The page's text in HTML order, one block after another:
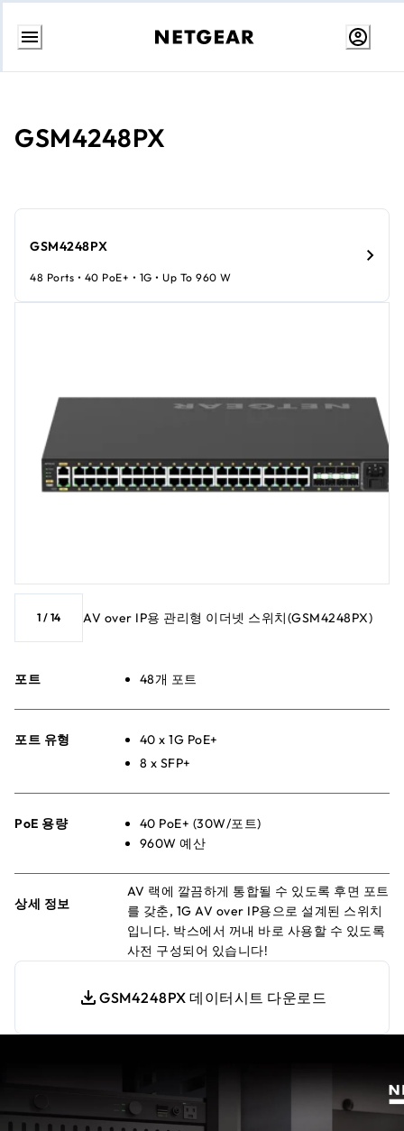
콘
GSM4248PX
1 / 14 AV over IP용 관리형 이더넷 스위치(GSM4248PX)
포트 48개 포트
포트 유형
40 x 1G PoE+
8 x SFP+
PoE 용량
40 PoE+ (30W/포트)
960W 예산
상세 정보
AV 랙에 깔끔하게 통합될 수 있도록 후면 포트
를 갖춘, 1G AV over IP용으로 설계된 스위치
입니다. 박스에서 꺼내 바로 사용할 수 있도록
사전 구성되어 있습니다!
GSM4248PX 데이터시트 다운로드
GSM4248PX
48 Ports • 40 PoE+ • 1G • Up To 960 W